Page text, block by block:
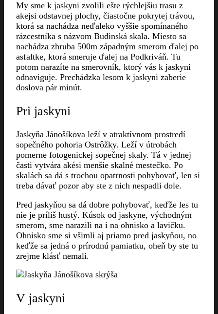
My sme k jaskyni zvolili ešte rýchlejšiu trasu z
akejsi odstavnej plochy, čiastočne pokrytej trávou,
ktorá sa nachádza neďaleko vyššie spomínaného
rázcestníka s názvom Budinská skala. Miesto sa
nachádza zhruba 500m západným smerom ďalej po
asfaltke, ktorá smeruje ďalej na Podkriváň. Tu
potom narazíte na smerovník, ktorý vás k jaskyni
odnaviguje. Prechádzka lesom k jaskyni zaberie
doslova pár minút.
Pri jaskyni
Jaskyňa Jánošíkova leží v atraktívnom prostredí
sopečného pohoria Ostrôžky. Leží v útrobách
pomerne fotogenickej sopečnej skaly. Tá v jednej
časti vytvára akési menšie skalné mestečko. Po
skalách sa dá s trochou opatrnosti pohybovať, len si
treba dávať pozor aby ste z nich nespadli dole.
Pred jaskyňou sa dá dobre pohybovať, keďže les tu
nie je príliš hustý. Kúsok od jaskyne, východným
smerom, sme narazili na i na ohnisko a lavičku.
Ohnisko sme si všimli aj priamo pred jaskyňou, no
keďže sa jedná o prírodnú pamiatku, oheň by ste tu
zrejme klásť nemali.
V jaskyni